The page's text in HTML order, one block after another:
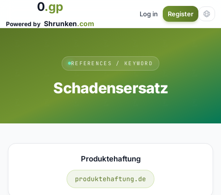
0.gp
Powered by Shrunken.com
Log in Register
REFERENCES / KEYWORD
Schadensersatz
Produktehaftung
produktehaftung.de